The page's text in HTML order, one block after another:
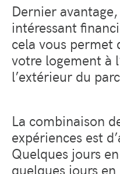
Dernier
intéressant
cela vous permet
votre logement à
l’extérieur du
La combinaison
expériences est
Quelques jours
quelques jours